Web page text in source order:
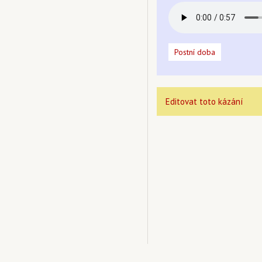
Postní doba
Editovat toto kázání